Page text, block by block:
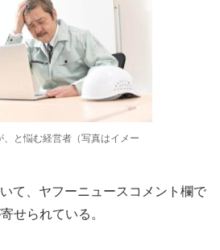
、と悩む経営者（写真はイメー
て、ヤフーニュースコメント欄で
せられている。